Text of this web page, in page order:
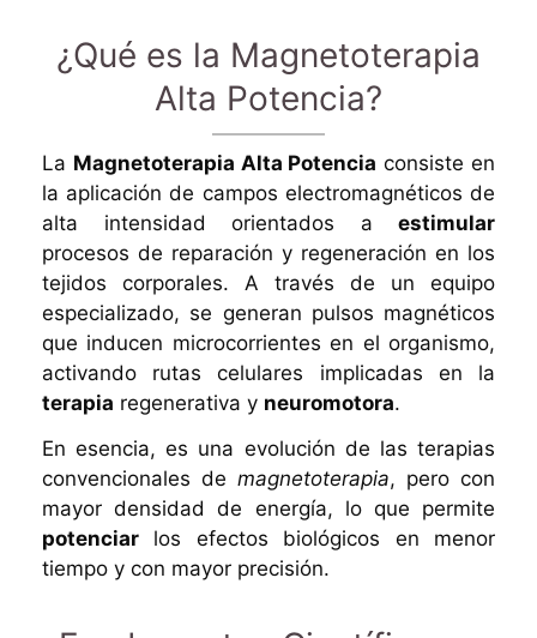
¿Qué es la Magnetoterapia
Alta Potencia?
La Magnetoterapia Alta Potencia consiste en
la aplicación de campos electromagnéticos de
alta intensidad orientados a estimular
procesos de reparación y regeneración en los
tejidos corporales. A través de un equipo
especializado, se generan pulsos magnéticos
que inducen microcorrientes en el organismo,
activando rutas celulares implicadas en la
terapia regenerativa y neuromotora.
En esencia, es una evolución de las terapias
convencionales de magnetoterapia, pero con
mayor densidad de energía, lo que permite
potenciar los efectos biológicos en menor
tiempo y con mayor precisión.